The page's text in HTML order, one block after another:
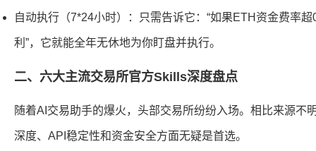
自动执行（7*24小时）：只需告诉它：“如果ETH资金费率
利”，它就能全年无休地为你盯盘并执行。
二、六大主流交易所官方Skills深度盘点
随着AI交易助手的爆火，头部交易所纷纷入场。相比来源不
深度、API稳定性和资金安全方面无疑是首选。